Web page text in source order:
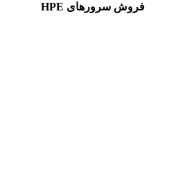
فروش سرورهای HPE